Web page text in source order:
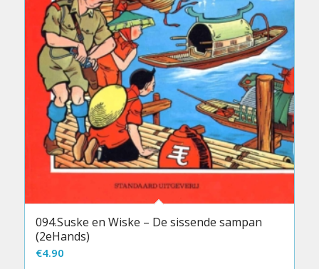
094.Suske en Wiske – De sissende sampan
(2eHands)
€4.90